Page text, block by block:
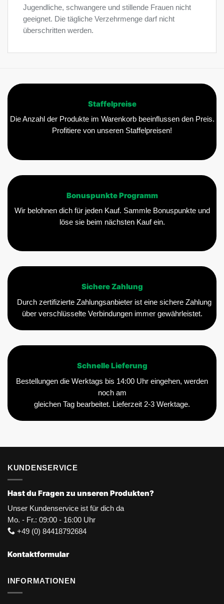
Jugendliche, schwangere und stillende Frauen nicht
geeignet. Die tägliche Verzehrmenge darf nicht
überschritten werden.
Staffelpreise
Die Anzahl der Produkte im Warenkorb beeinflussen den Preis.
Profitiere von unseren Staffelpreisen!
Bonuspunkte Programm
Wir belohnen dich für jeden Kauf. Sammle Bonuspunkte und
löse sie beim nächsten Kauf ein.
Sichere Zahlung
Durch zertifizierte Zahlungsanbieter ist eine sichere Zahlung
über verschlüsselte Verbindungen immer gewährleistet.
Schnelle Lieferung
Bestellungen die Werktags bis 14:00 Uhr eingehen, werden
noch am
gleichen Tag bearbeitet. Lieferzeit 2-3 Werktage.
KUNDENSERVICE
Hast du Fragen zu unseren Produkten?
Unser Kundenservice ist für dich da
Mo. - Fr.: 09:00 - 16:00 Uhr
+49 (0) 84418792684
Kontaktformular
INFORMATIONEN